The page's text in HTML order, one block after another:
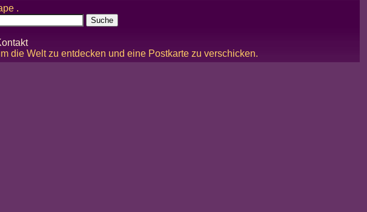
.
die Welt zu entdecken und eine Postkarte zu verschicken.